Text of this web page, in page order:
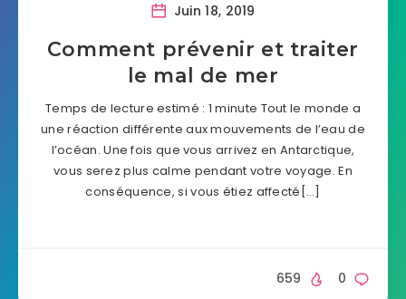
Juin 18, 2019
Comment prévenir et traiter
le mal de mer
Temps de lecture estimé : 1 minute Tout le monde a
une réaction différente aux mouvements de l’eau de
l’océan. Une fois que vous arrivez en Antarctique,
vous serez plus calme pendant votre voyage. En
conséquence, si vous étiez affecté[…]
0
659